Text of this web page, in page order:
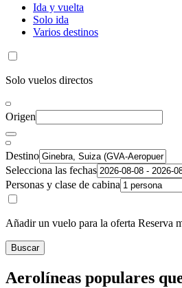
Ida y vuelta
Solo ida
Varios destinos
Solo vuelos directos
Origen
Destino
Selecciona las fechas
Personas y clase de cabina
Añadir un vuelo para la oferta Reserva
Buscar
Aerolíneas populares